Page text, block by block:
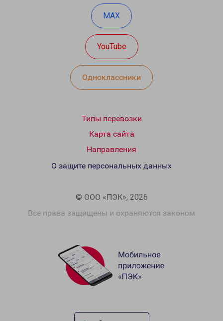
MAX
YouTube
Одноклассники
Типы перевозки
Карта сайта
Направления
© ООО «ПЭК», 2026
Все права защищены и охраняются законом
О защите персональных данных